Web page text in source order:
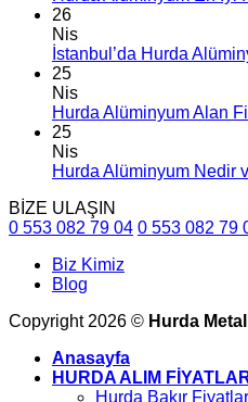
26
Nis
İstanbul’da Hurda
25
Nis
Hurda Alüminyum Alan
25
Nis
Hurda Alüminyum Nedir
BİZE ULAŞIN
0 553 082 79 04 0 553 082 79
Biz Kimiz
Blog
Copyright 2026 © Hurda
Anasayfa
HURDA ALIM
Hurda Bakır